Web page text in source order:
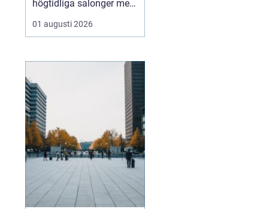
högtidliga salonger med
ropande utropare till
snabba klick på mobilen
har förändrats, men
kärnan är densamma:
mötet mellan säljare
som vill få u...
01 augusti 2026